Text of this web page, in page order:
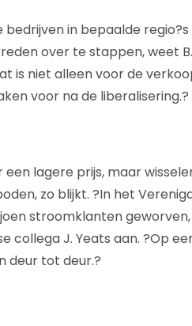
in bepaalde
over te stappen, weet
is niet alleen voor de
voor na de liberalisering.?
lagere prijs, maar
zo blijkt. ?In het
stroomklanten
collega J. Yeats aan. ?Op
deur tot deur.?